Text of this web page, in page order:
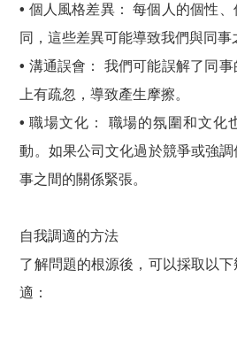
• 個人風格差異：
每個人的個性
同，這些差異可能導致我們與同事
• 溝通誤會：
我們可能誤解了同
上有疏忽，導致產生摩擦。
• 職場文化：
職場的氛圍和文化
動。如果公司文化過於競爭或強
事之間的關係緊張。
自我調適的方法
了解問題的根源後，可以採取以
適：